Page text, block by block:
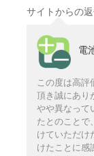
サイトからの
電
この度は高評
頂き誠にあり
やや異なって
たとのことで
けていただけ
けたことに感